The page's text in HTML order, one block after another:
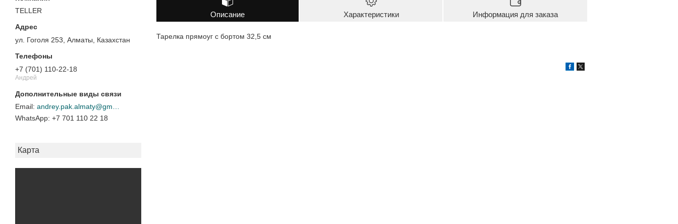
TELLER
ул. Гоголя 253, Алматы, Казахстан
+7 (701) 110-22-18
Андрей
+7 701 110 22 18
Карта
Описание Характеристики Информация для заказа
Тарелка прямоуг с бортом 32,5 см